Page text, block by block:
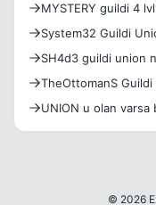
MYSTERY guildi 4
System32 Guildi
SH4d3 guildi union
TheOttomanS Guildi
UNION u olan varsa
© 2026